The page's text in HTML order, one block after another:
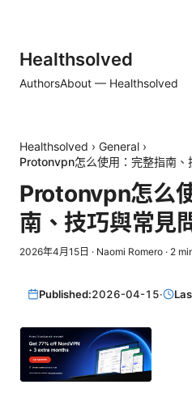
Healthsolved
AuthorsAbout — Healthsolved
Healthsolved › General ›
Protonvpn怎么使用：完整指南、
Protonvpn怎么
南、技巧與常見
2026年4月15日 · Naomi Romero · 2
Published:2026-04-15·